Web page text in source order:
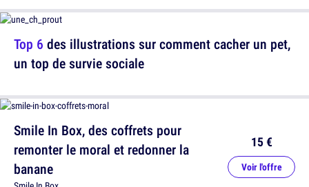
Top 6 des illustrations sur comment cacher un pet,
un top de survie sociale
Smile In Box, des coffrets pour
remonter le moral et redonner la
banane
15 €
Voir l'offre